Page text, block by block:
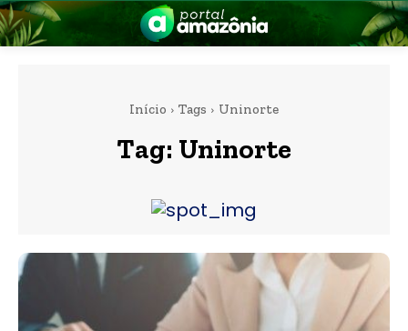
Início Tags Uninorte
Tag: Uninorte